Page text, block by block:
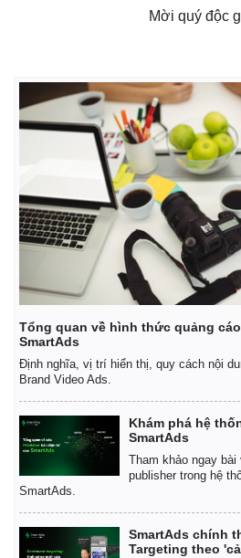
Mời quý độc
Tổng quan về hình thức quảng
SmartAds
Định nghĩa, vị trí hiển thị, quy cách nội
Brand Video Ads.
Khám phá hệ
SmartAds
Tham khảo ngay
publisher trong hệ
SmartAds.
SmartAds chính
Targeting theo